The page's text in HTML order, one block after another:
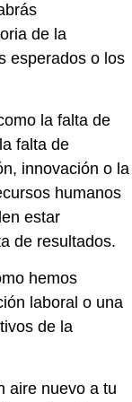
de la
esperados o los
la falta de
falta de
innovación o la
humanos
estar
de resultados.
hemos
laboral o una
de la
aire nuevo a tu